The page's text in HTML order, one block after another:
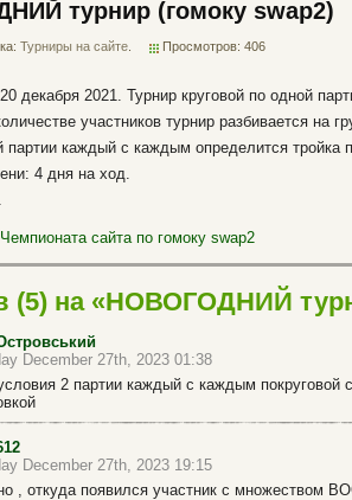
турнир (гомоку swap2)
Турниры на сайте Просмотров: 406
декабря 2021. Турнир круговой по одной
участников турнир разбивается на
партии каждый с каждым определится
4 дня на ход.
сайта по гомоку swap2
(5) на «НОВОГОДНИЙ
December 27th, 2023 01:38
2 партии каждый с каждым
December 27th, 2023 19:15
, откуда появился участник с множеством